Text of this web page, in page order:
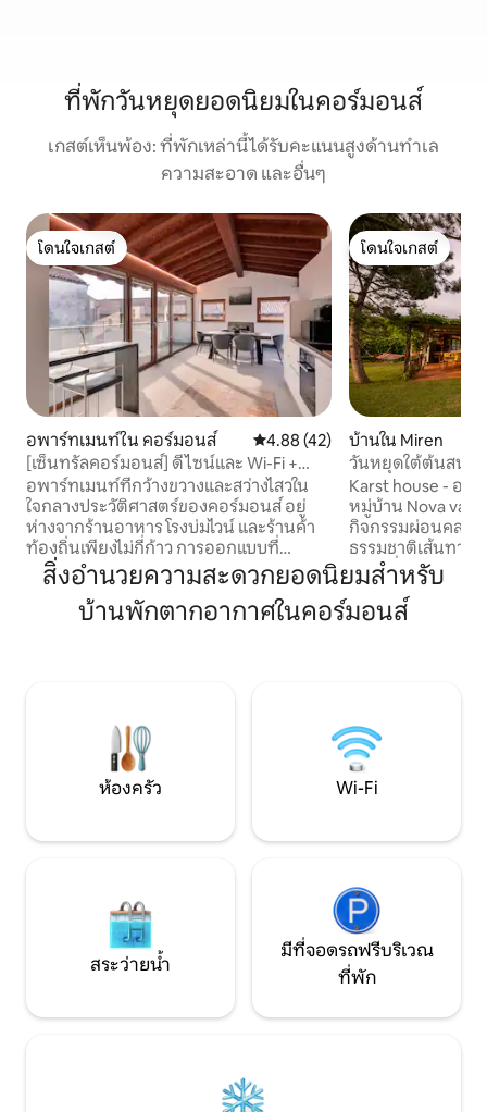
ที่พักวันหยุดยอดนิยมในคอร์มอนส์
เกสต์เห็นพ้อง: ที่พักเหล่านี้ได้รับคะแนนสูงด้านทำเล
ความสะอาด และอื่นๆ
โดนใจเกสต์
โดนใจเกสต์
อพาร์ทเมนท์ใน คอร์มอนส์ คะแนนเฉลี่ย 4.88 จาก 5, 42 รีวิว
4.88 (42)
[เซ็นทรัลคอร์มอนส์] ดีไซน์และ Wi-Fi +
ระเบียงส่วนตัว
อพาร์ทเมนท์ที่กว้างขวางและสว่างไสวใน
ใจกลางประวัติศาสตร์ของคอร์มอนส์ อยู่
ห่างจากร้านอาหาร โรงบ่มไวน์ และร้านค้า
ท้องถิ่นเพียงไม่กี่ก้าว การออกแบบที่
ประณีตและมีระดับสูงมอบความสะดวก
สบายทุกอย่างสำหรับการเข้าพักที่น่าจดจำ:
คานเปิดโล่ง เฟอร์นิเจอร์คุณภาพ ระเบียง
เพอริทิฟไวน์ และการเช่าจักรยานไฟฟ้า
โดนใจเกสต์
โดนใจเกสต์
บ้านใน Miren
วันหยุดใต้ต้นสน -
Karst house - อพ
หมู่บ้าน Nova vas
กิจกรรมผ่อนคลา
ธรรมชาติเส้นทาง
ยอดเยี่ยม วันหยุ
ครอบครัวและสำห
ธรรมชาติและประ
Piran, Sistiana,
สิ่งอำนวยความสะดวกยอดนิยมสำหรับ
บ้านพักตากอากาศในคอร์มอนส์
ห้องครัว Wi-Fi
สระว่ายน้ำ
มีที่จอดรถฟรีบริเวณ
ที่พัก